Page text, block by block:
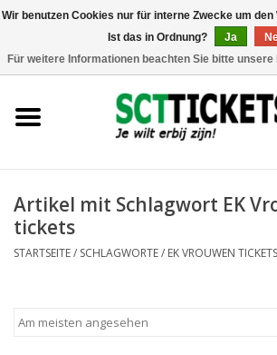
Artikel mit Schlagwort EK
tickets
STARTSEITE/ SCHLAGWORTE/ EK VROUWEN TICKETS
Wir benutzen Cookies nur für interne Zwecke um
Ist das in Ordnung?
Ja
Für weitere Informationen beachten Sie bitte